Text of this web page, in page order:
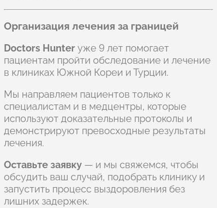
Организация лечения за границей
Doctors Hunter уже 9 лет помогает
пациентам пройти обследование и лечение
в клиниках Южной Кореи и Турции.
Мы направляем пациентов только к
специалистам и в медцентры, которые
используют доказательные протоколы и
демонстрируют превосходные результаты
лечения.
Оставьте заявку — и мы свяжемся, чтобы
обсудить ваш случай, подобрать клинику и
запустить процесс выздоровления без
лишних задержек.